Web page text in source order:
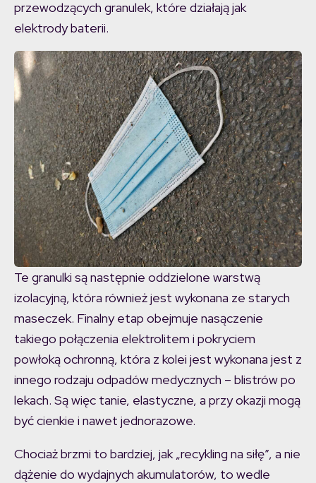
przewodzących granulek, które działają jak
elektrody baterii.
Te granulki są następnie oddzielone warstwą
izolacyjną, która również jest wykonana ze starych
maseczek. Finalny etap obejmuje nasączenie
takiego połączenia elektrolitem i pokryciem
powłoką ochronną, która z kolei jest wykonana jest z
innego rodzaju odpadów medycznych – blistrów po
lekach. Są więc tanie, elastyczne, a przy okazji mogą
być cienkie i nawet jednorazowe.
Chociaż brzmi to bardziej, jak „recykling na siłę”, a nie
dążenie do wydajnych akumulatorów, to wedle